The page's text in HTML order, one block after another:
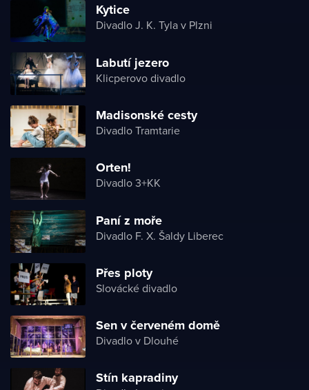
Kytice
Divadlo J. K. Tyla v Plzni
Labutí jezero
Klicperovo divadlo
Madisonské cesty
Divadlo Tramtarie
Orten!
Divadlo 3+KK
Paní z moře
Divadlo F. X. Šaldy Liberec
Přes ploty
Slovácké divadlo
Sen v červeném domě
Divadlo v Dlouhé
Stín kapradiny